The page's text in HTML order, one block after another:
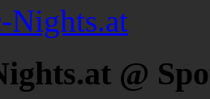
Nights.at
@